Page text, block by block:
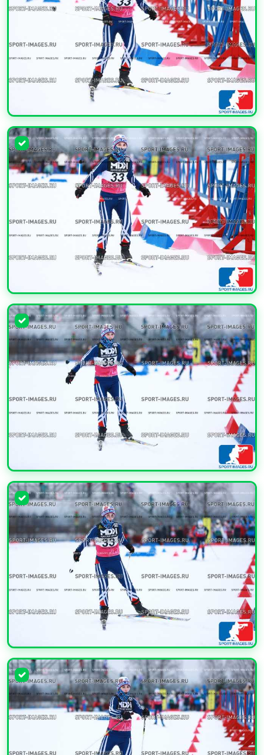
УВЕЛИЧИТЬ
УВЕЛИЧИТЬ
УВЕЛИЧИТЬ
УВЕЛИЧИТЬ